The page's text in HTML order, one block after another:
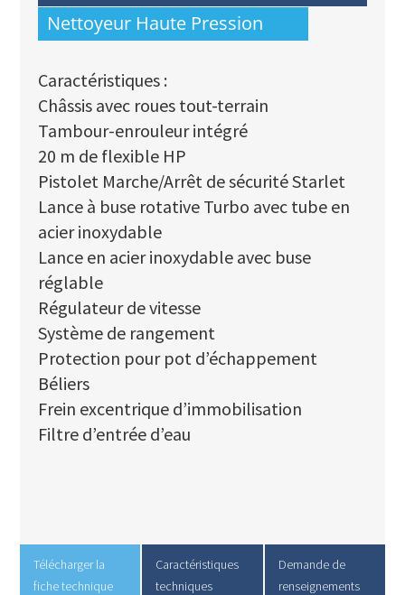
Nettoyeur Haute Pression
Caractéristiques :
Châssis avec roues tout-terrain
Tambour-enrouleur intégré
20 m de flexible HP
Pistolet Marche/Arrêt de sécurité Starlet
Lance à buse rotative Turbo avec tube en
acier inoxydable
Lance en acier inoxydable avec buse
réglable
Régulateur de vitesse
Système de rangement
Protection pour pot d’échappement
Béliers
Frein excentrique d’immobilisation
Filtre d’entrée d’eau
Télécharger la
fiche technique
Caractéristiques
techniques
Demande de
renseignements